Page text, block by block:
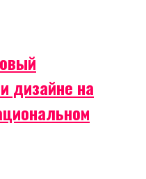
дизайне на